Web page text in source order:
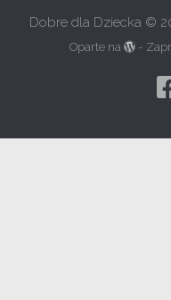
Dobre dla Dziecka ©
Oparte na -